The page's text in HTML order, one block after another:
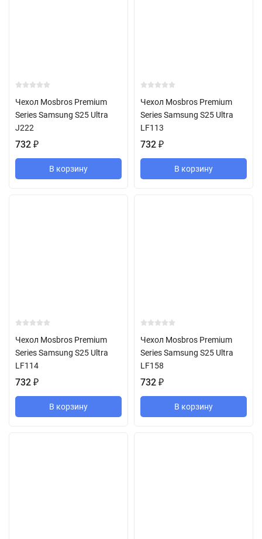
Чехол Mosbros Premium
Series Samsung S25 Ultra
J222
732 ₽
В корзину
Чехол Mosbros Premium
Series Samsung S25 Ultra
LF113
732 ₽
В корзину
Чехол Mosbros Premium
Series Samsung S25 Ultra
LF114
732 ₽
В корзину
Чехол Mosbros Premium
Series Samsung S25 Ultra
LF158
732 ₽
В корзину